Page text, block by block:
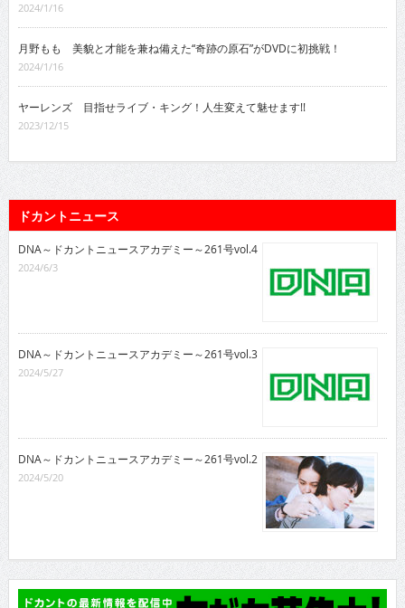
2024/1/16
月野もも 美貌と才能を兼ね備えた“奇跡の原石”がDVDに初挑戦！
2024/1/16
ヤーレンズ 目指せライブ・キング！人生変えて魅せます!!
2023/12/15
ドカントニュース
DNA～ドカントニュースアカデミー～261号vol.4
2024/6/3
DNA～ドカントニュースアカデミー～261号vol.3
2024/5/27
DNA～ドカントニュースアカデミー～261号vol.2
2024/5/20